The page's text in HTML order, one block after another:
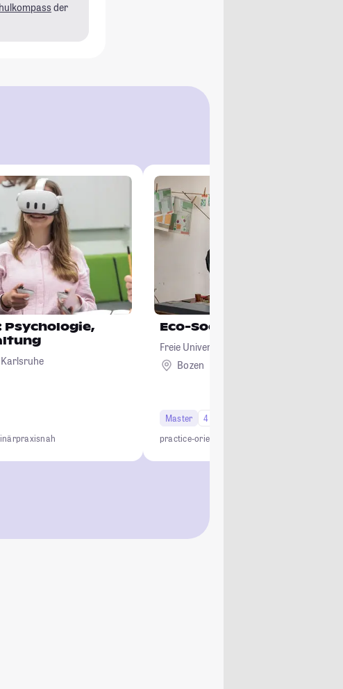
der
Psychologie,
praxisnah
Eco-Social Design
Freie Universität Bozen
Bozen
Master
4 Semester
practice-oriented